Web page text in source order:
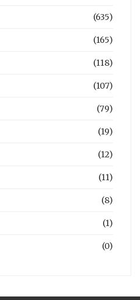
(635)
(165)
(118)
(107)
(79)
(19)
(12)
(11)
(8)
(1)
(0)